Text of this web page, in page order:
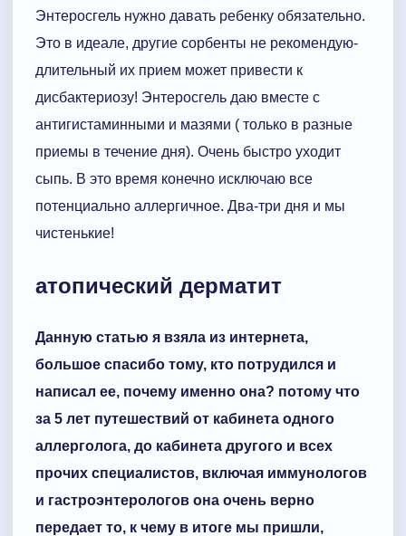
Энтеросгель нужно давать ребенку обязательно.
Это в идеале, другие сорбенты не рекомендую-
длительный их прием может привести к
дисбактериозу! Энтеросгель даю вместе с
антигистаминными и мазями ( только в разные
приемы в течение дня). Очень быстро уходит
сыпь. В это время конечно исключаю все
потенциально аллергичное. Два-три дня и мы
чистенькие!
атопический дерматит
Данную статью я взяла из интернета,
большое спасибо тому, кто потрудился и
написал ее, почему именно она? потому что
за 5 лет путешествий от кабинета одного
аллерголога, до кабинета другого и всех
прочих специалистов, включая иммунологов
и гастроэнтерологов она очень верно
передает то, к чему в итоге мы пришли,